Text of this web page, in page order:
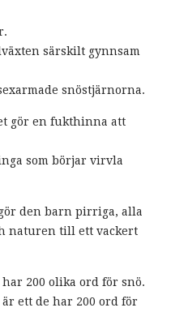
särskilt gynnsam
snöstjärnorna.
gör en fukthinna att
som börjar virvla
den barn pirriga, alla
naturen till ett vackert
200 olika ord för snö.
ett de har 200 ord för